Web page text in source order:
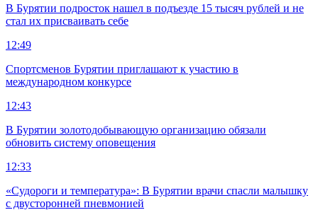
В Бурятии подросток нашел в подъезде 15 тысяч рублей и не
стал их присваивать себе
12:49
Спортсменов Бурятии приглашают к участию в
международном конкурсе
12:43
В Бурятии золотодобывающую организацию обязали
обновить систему оповещения
12:33
«Судороги и температура»: В Бурятии врачи спасли малышку
с двусторонней пневмонией